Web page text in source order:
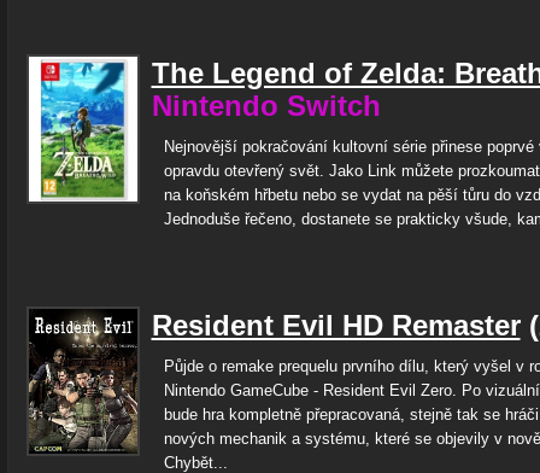
The Legend of Zelda:
Nintendo Switch
Nejnovější pokračování kultovní série přinese poprvé
opravdu otevřený svět. Jako Link můžete
na koňském hřbetu nebo se vydat na pěší tůru do
Jednoduše řečeno, dostanete se prakticky všude,
Resident Evil HD Remaster
Půjde o remake prequelu prvního dílu, který vyšel v
Nintendo GameCube - Resident Evil Zero. Po
bude hra kompletně přepracovaná, stejně tak se
nových mechanik a systému, které se objevily v
Chybět...